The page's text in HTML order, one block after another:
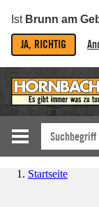
Ist Brunn am
JA, RICHTIG
Startseite